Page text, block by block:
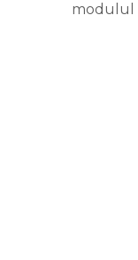
modulul